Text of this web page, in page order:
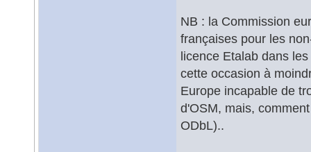
NB : la Commission
françaises pour les
licence Etalab dans
cette occasion à
Europe incapable de
d'OSM, mais,
ODbL)..